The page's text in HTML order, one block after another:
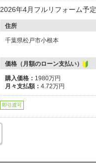
2026年4月フルリフォーム予
住所
千葉県松戸市小根本
価格（月額のローン支払い）
購入価格： 1980万円
月々支払額： 4.72万円
即引渡可